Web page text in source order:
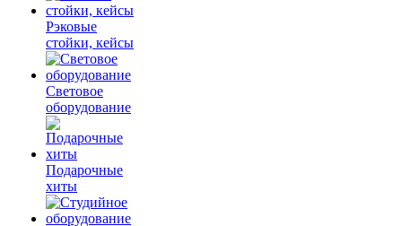
Рэковые
стойки, кейсы
Световое
оборудование
Подарочные
хиты